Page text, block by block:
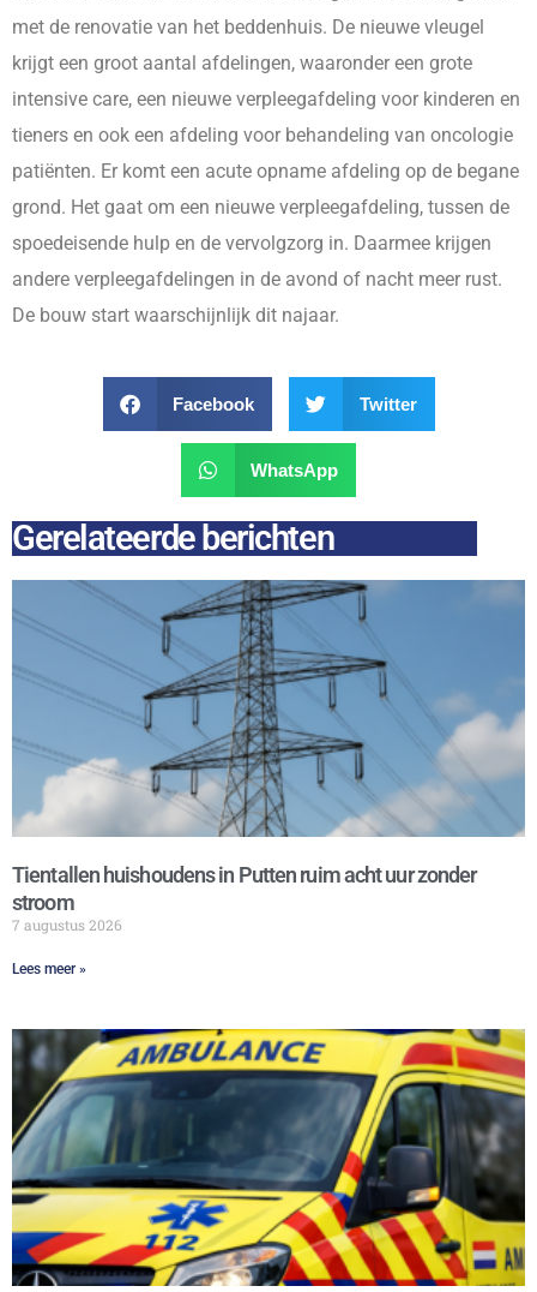
met de renovatie van het beddenhuis. De nieuwe vleugel
krijgt een groot aantal afdelingen, waaronder een grote
intensive care, een nieuwe verpleegafdeling voor kinderen en
tieners en ook een afdeling voor behandeling van oncologie
patiënten. Er komt een acute opname afdeling op de begane
grond. Het gaat om een nieuwe verpleegafdeling, tussen de
spoedeisende hulp en de vervolgzorg in. Daarmee krijgen
andere verpleegafdelingen in de avond of nacht meer rust.
De bouw start waarschijnlijk dit najaar.
Facebook Twitter
WhatsApp
Gerelateerde berichten
Tientallen huishoudens in Putten ruim acht uur zonder
stroom
7 augustus 2026
Lees meer »